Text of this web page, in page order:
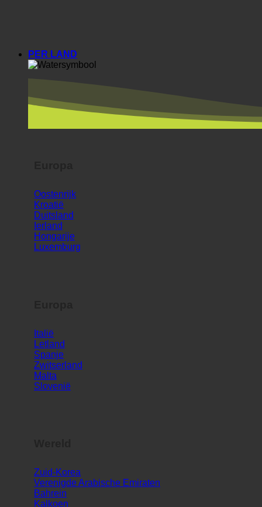
PER LAND
Oostenrijk
Kroatië
Duitsland
Ierland
Hongarije
Luxemburg
Italië
Letland
Spanje
Zwitserland
Malta
Slovenië
Zuid-Korea
Verenigde Arabische Emiraten
Bahrein
Kalkoen